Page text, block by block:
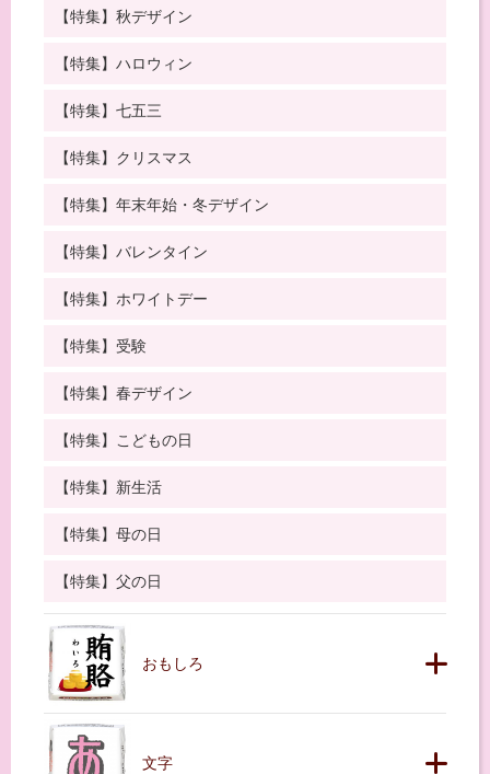
【特集】秋デザイン
【特集】ハロウィン
【特集】七五三
【特集】クリスマス
【特集】年末年始・冬デザイン
【特集】バレンタイン
【特集】ホワイトデー
【特集】受験
【特集】春デザイン
【特集】こどもの日
【特集】新生活
【特集】母の日
【特集】父の日
おもしろ
文字